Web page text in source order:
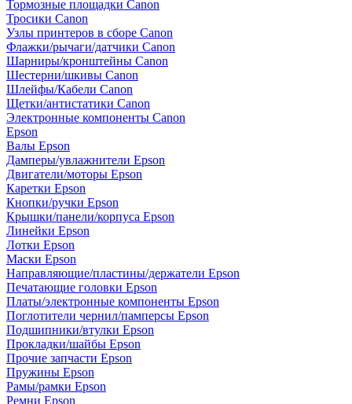
Тормозные площадки Canon
Тросики Canon
Узлы принтеров в сборе Canon
Флажки/рычаги/датчики Canon
Шарниры/кронштейны Canon
Шестерни/шкивы Canon
Шлейфы/Кабели Canon
Щетки/антистатики Canon
Электронные компоненты Canon
Epson
Валы Epson
Дамперы/увлажнители Epson
Двигатели/моторы Epson
Каретки Epson
Кнопки/ручки Epson
Крышки/панели/корпуса Epson
Линейки Epson
Лотки Epson
Маски Epson
Направляющие/пластины/держатели Epson
Печатающие головки Epson
Платы/электронные компоненты Epson
Поглотители чернил/памперсы Epson
Подшипники/втулки Epson
Прокладки/шайбы Epson
Прочие запчасти Epson
Пружины Epson
Рамы/рамки Epson
Ремни Epson